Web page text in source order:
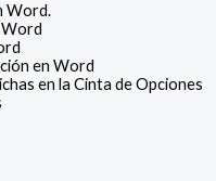
Word.
Word
en Word
en la Cinta de Opciones